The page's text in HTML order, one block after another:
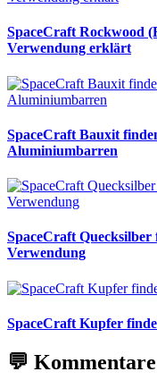
SpaceCraft Rockwood
Verwendung erklärt
SpaceCraft Bauxit
Aluminiumbarren
SpaceCraft
Verwendung
SpaceCraft Kupfer
💬 Kommentare